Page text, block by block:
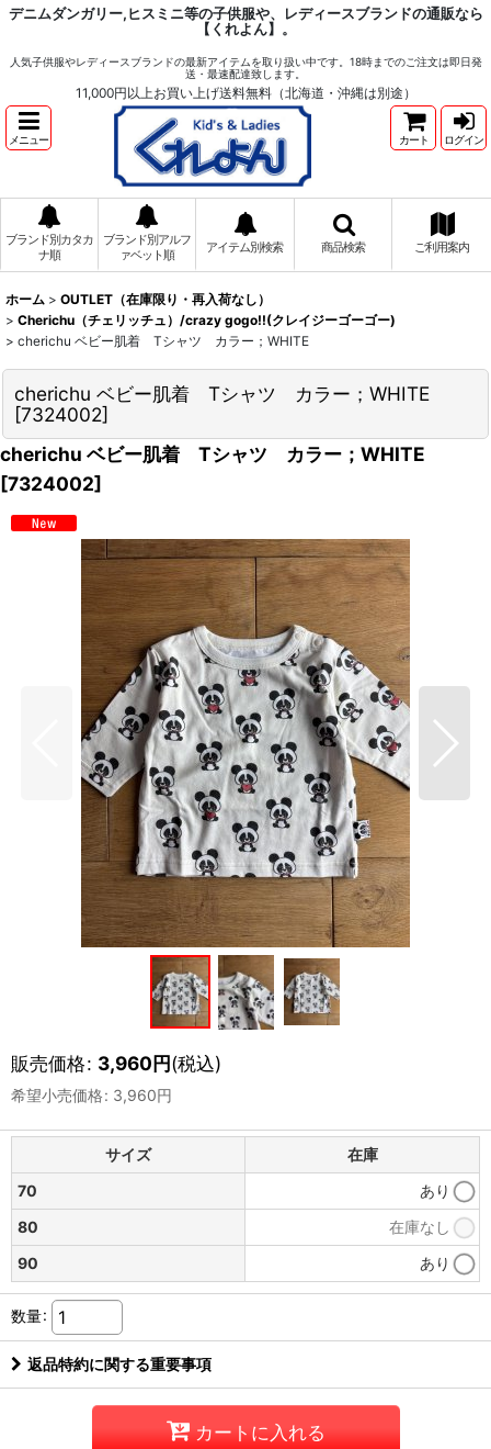
デニムダンガリー,ヒスミニ等の子供服や、レディースブランドの通販なら
【くれよん】。
人気子供服やレディースブランドの最新アイテムを取り扱い中です。18時までのご注文は即日発
送・最速配達致します。
11,000円以上お買い上げ送料無料（北海道・沖縄は別途）
メニュー カート ログイン
ブランド別カタカ
ナ順
ブランド別アルフ
ァベット順
アイテム別検索 商品検索 ご利用案内
ホーム > OUTLET（在庫限り・再入荷なし）
> Cherichu（チェリッチュ）/crazy gogo!!(クレイジーゴーゴー)
> cherichu ベビー肌着 Tシャツ カラー；WHITE
cherichu ベビー肌着 Tシャツ カラー；WHITE
[7324002]
cherichu ベビー肌着 Tシャツ カラー；WHITE
[7324002]
販売価格: 3,960円(税込)
希望小売価格: 3,960円
サイズ
在庫
70
あり
80
在庫なし
90
あり
数量:
返品特約に関する重要事項
カートに入れる